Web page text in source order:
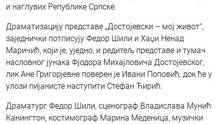
и наглувих Републике Српске.
Драматизацију представе „Достојевски – мој живот“,
заједнички потписују Федор Шили и Хаџи Ненад
Маричић, који је, уједно, и редитељ представе и тумач
насловног јунака Фјодора Михајловича Достојевског,
лик Ане Григорјевне поверен је Ивани Поповић, док ће у
улози пијанисте наступити Стефан Ћирић.
Драматург Федор Шили, сценограф Владислава Мунић
Kанингтон, костимограф Марина Меденица, музички